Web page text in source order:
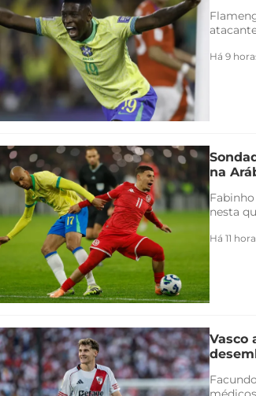
Há 9
na
nesta
Há 11
Vasco